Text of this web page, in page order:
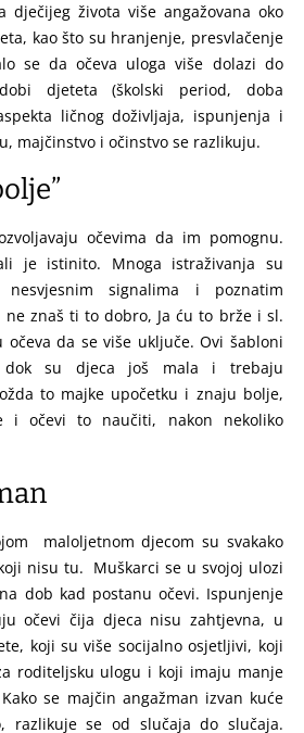
dječijeg života više angažovana oko
kao što su hranjenje, presvlačenje
se da očeva uloga više dolazi do
djeteta (školski period, doba
ličnog doživljaja, ispunjenja i
majčinstvo i očinstvo se razlikuju.
očevima da im pomognu.
je istinito. Mnoga istraživanja su
signalima i poznatim
znaš ti to dobro, Ja ću to brže i sl.
da se više uključe. Ovi šabloni
dok su djeca još mala i trebaju
to majke upočetku i znaju bolje,
očevi to naučiti, nakon nekoliko
maloljetnom djecom su svakako
nisu tu. Muškarci se u svojoj ulozi
dob kad postanu očevi. Ispunjenje
očevi čija djeca nisu zahtjevna, u
koji su više socijalno osjetljivi, koji
roditeljsku ulogu i koji imaju manje
se majčin angažman izvan kuće
razlikuje se od slučaja do slučaja.